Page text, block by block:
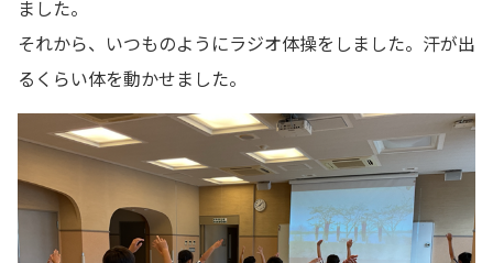
ました。
それから、いつものようにラジオ体操をしました。汗が出
るくらい体を動かせました。